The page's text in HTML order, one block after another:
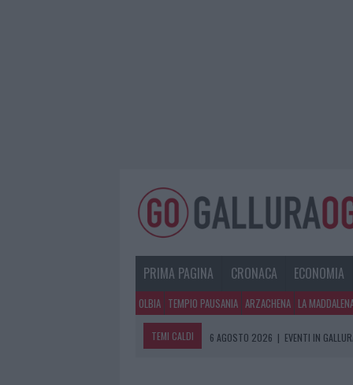
PRIMA PAGINA CRONACA ECONOMIA
OLBIA TEMPIO PAUSANIA ARZACHENA LA
TEMI CALDI 6 AGOSTO 2026 | EVENTI IN